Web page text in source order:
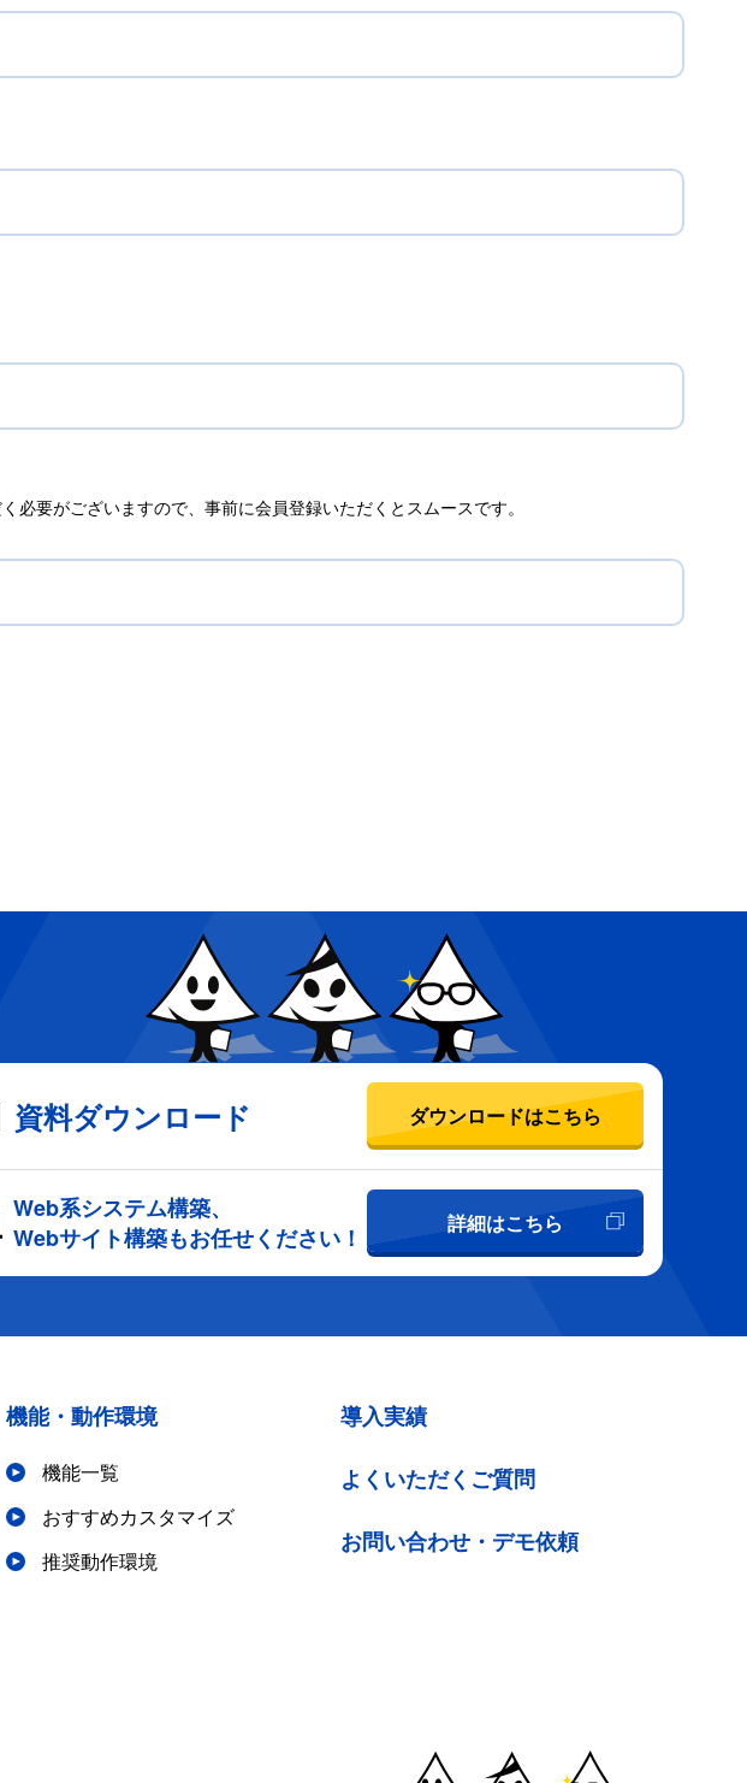
要がございますので、事前に会員登録いただくとスムースです。
資料ダウンロード ダウンロードはこちら
Web系システム構築、
Webサイト構築もお任せください！
詳細はこちら
機能・動作環境
機能一覧
おすすめカスタマイズ
推奨動作環境
導入実績
よくいただくご質問
お問い合わせ・デモ依頼